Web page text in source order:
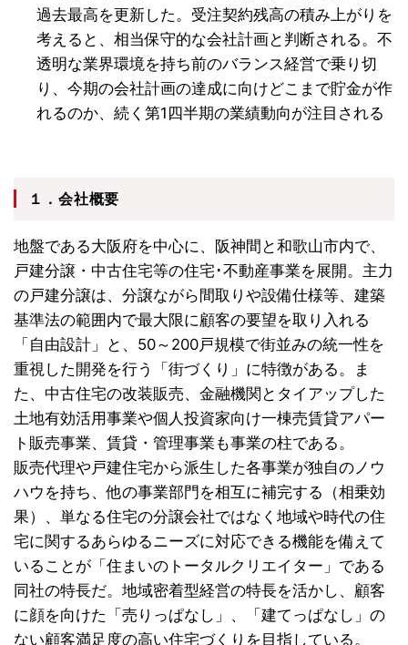
過去最高を更新した。受注契約残高の積み上がりを
考えると、相当保守的な会社計画と判断される。不
透明な業界環境を持ち前のバランス経営で乗り切
り、今期の会社計画の達成に向けどこまで貯金が作
れるのか、続く第1四半期の業績動向が注目される
１．会社概要
地盤である大阪府を中心に、阪神間と和歌山市内で、
戸建分譲・中古住宅等の住宅･不動産事業を展開。主力
の戸建分譲は、分譲ながら間取りや設備仕様等、建築
基準法の範囲内で最大限に顧客の要望を取り入れる
「自由設計」と、50～200戸規模で街並みの統一性を
重視した開発を行う「街づくり」に特徴がある。ま
た、中古住宅の改装販売、金融機関とタイアップした
土地有効活用事業や個人投資家向け一棟売賃貸アパー
ト販売事業、賃貸・管理事業も事業の柱である。
販売代理や戸建住宅から派生した各事業が独自のノウ
ハウを持ち、他の事業部門を相互に補完する（相乗効
果）、単なる住宅の分譲会社ではなく地域や時代の住
宅に関するあらゆるニーズに対応できる機能を備えて
いることが「住まいのトータルクリエイター」である
同社の特長だ。地域密着型経営の特長を活かし、顧客
に顔を向けた「売りっぱなし」、「建てっぱなし」の
ない顧客満足度の高い住宅づくりを目指している。